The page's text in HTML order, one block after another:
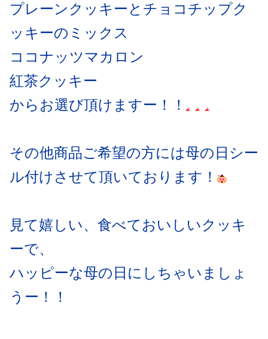
プレーンクッキーとチョコチップク
ッキーのミックス
ココナッツマカロン
紅茶クッキー
からお選び頂けますー！！
その他商品ご希望の方には母の日シー
ル付けさせて頂いております！
見て嬉しい、食べておいしいクッキ
ーで、
ハッピーな母の日にしちゃいましょ
うー ！！